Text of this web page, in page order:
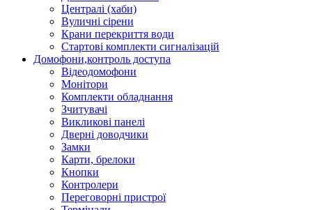
Централі (хаби)
Вуличні сірени
Крани перекриття води
Стартові комплекти сигналізацій
Домофони,контроль доступа
Відеодомофони
Монітори
Комплекти обладнання
Зчитувачі
Викликові панелі
Дверні доводчики
Замки
Карти, брелоки
Кнопки
Контролери
Переговорні пристрої